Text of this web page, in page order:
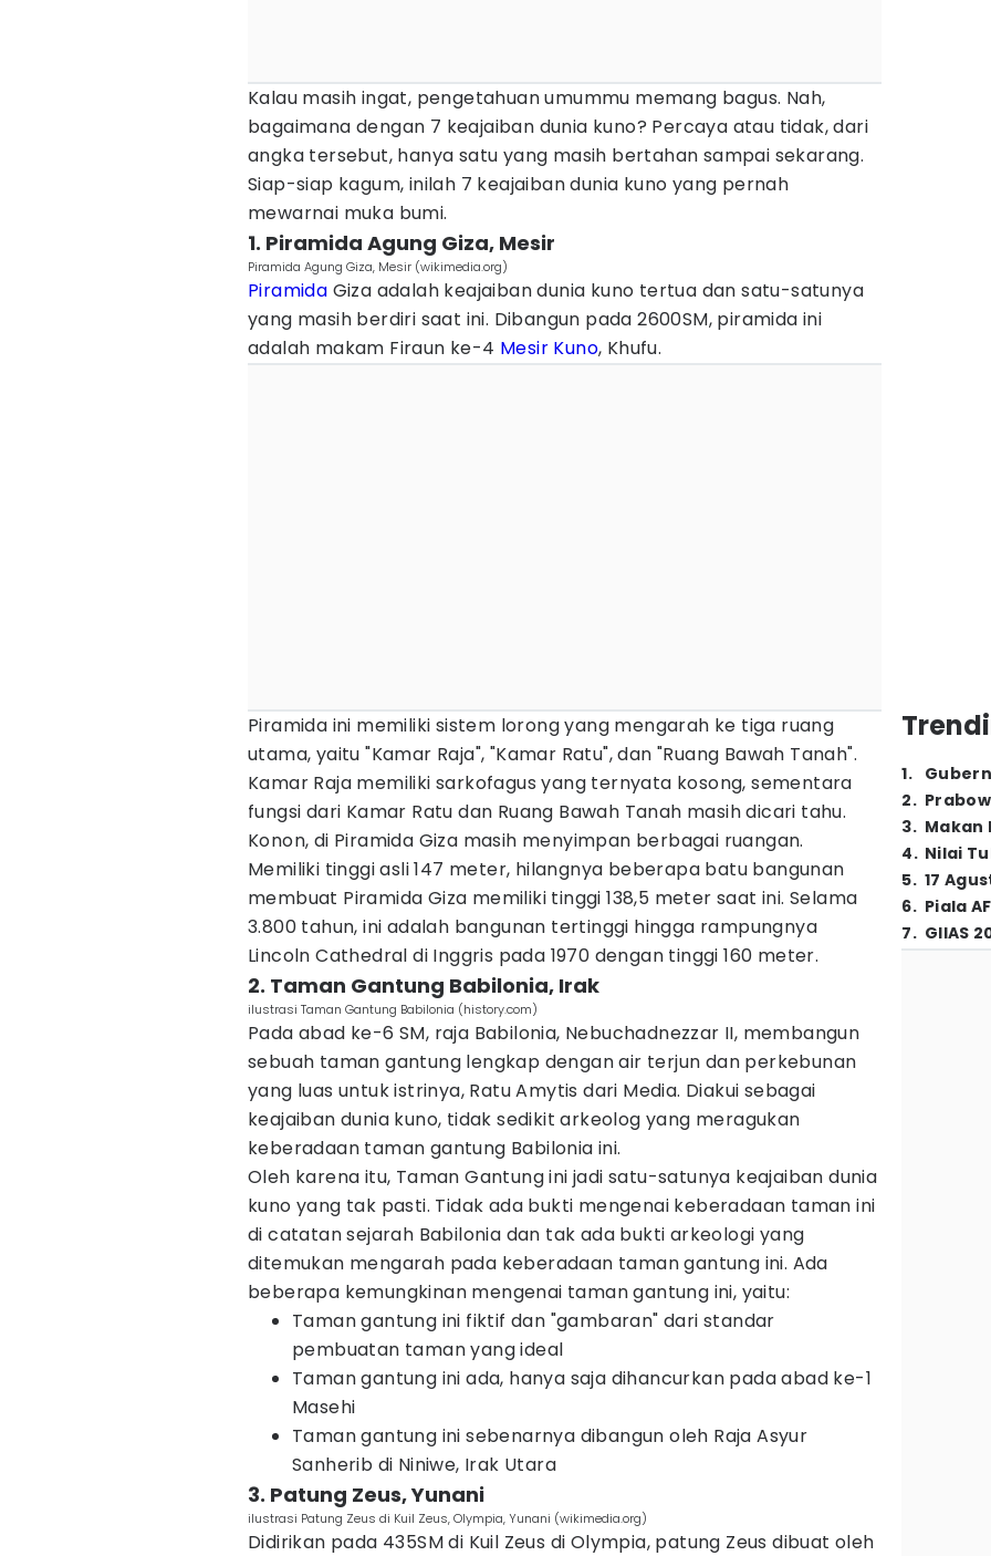
Kalau masih ingat, pengetahuan umummu memang bagus. Nah,
bagaimana dengan 7 keajaiban dunia kuno? Percaya atau tidak, dari
angka tersebut, hanya satu yang masih bertahan sampai sekarang.
Siap-siap kagum, inilah 7 keajaiban dunia kuno yang pernah
mewarnai muka bumi.
1. Piramida Agung Giza, Mesir
Piramida Agung Giza, Mesir (wikimedia.org)
Piramida Giza adalah keajaiban dunia kuno tertua dan satu-satunya
yang masih berdiri saat ini. Dibangun pada 2600SM, piramida ini
adalah makam Firaun ke-4 Mesir Kuno, Khufu.
Piramida ini memiliki sistem lorong yang mengarah ke tiga ruang
utama, yaitu "Kamar Raja", "Kamar Ratu", dan "Ruang Bawah Tanah".
Kamar Raja memiliki sarkofagus yang ternyata kosong, sementara
fungsi dari Kamar Ratu dan Ruang Bawah Tanah masih dicari tahu.
Konon, di Piramida Giza masih menyimpan berbagai ruangan.
Memiliki tinggi asli 147 meter, hilangnya beberapa batu bangunan
membuat Piramida Giza memiliki tinggi 138,5 meter saat ini. Selama
3.800 tahun, ini adalah bangunan tertinggi hingga rampungnya
Lincoln Cathedral di Inggris pada 1970 dengan tinggi 160 meter.
2. Taman Gantung Babilonia, Irak
ilustrasi Taman Gantung Babilonia (history.com)
Pada abad ke-6 SM, raja Babilonia, Nebuchadnezzar II, membangun
sebuah taman gantung lengkap dengan air terjun dan perkebunan
yang luas untuk istrinya, Ratu Amytis dari Media. Diakui sebagai
keajaiban dunia kuno, tidak sedikit arkeolog yang meragukan
keberadaan taman gantung Babilonia ini.
Oleh karena itu, Taman Gantung ini jadi satu-satunya keajaiban dunia
kuno yang tak pasti. Tidak ada bukti mengenai keberadaan taman ini
di catatan sejarah Babilonia dan tak ada bukti arkeologi yang
ditemukan mengarah pada keberadaan taman gantung ini. Ada
beberapa kemungkinan mengenai taman gantung ini, yaitu:
Taman gantung ini fiktif dan "gambaran" dari standar
pembuatan taman yang ideal
Taman gantung ini ada, hanya saja dihancurkan pada abad ke-1
Masehi
Taman gantung ini sebenarnya dibangun oleh Raja Asyur
Sanherib di Niniwe, Irak Utara
3. Patung Zeus, Yunani
ilustrasi Patung Zeus di Kuil Zeus, Olympia, Yunani (wikimedia.org)
Didirikan pada 435SM di Kuil Zeus di Olympia, patung Zeus dibuat oleh
1.
2.
3. Makan
4. Nilai
5. 17
6. Piala
7. GIIAS